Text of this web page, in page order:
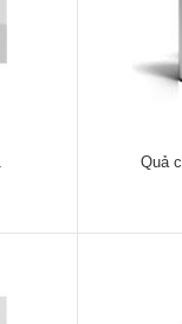
Quả